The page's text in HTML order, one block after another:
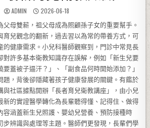
AUTHOR:
ADMIN PUBLISHED DATE:
2026-06-18
父母雙薪，祖父母成為照顧孫子女的重要幫手。
育兒觀念的翻新，過去習以為常的帶養方式，可
的健康需求。小兒科醫師觀察到，門診中常見長
對許多基本衛教知識存在誤解，例如「新生兒要
蓋被子逼汗？」、「副食品何時開始添加？」
題，背後卻隱藏著孩子健康發展的關鍵。有鑑於
與社區據點開辦「長者育兒衛教講座」，由小兒
新的實證醫學轉化為長輩聽得懂、記得住、做得
容涵蓋新生兒照護、嬰幼兒營養、預防接種時
步辨識與處理等主題。醫師們更發現，長輩們學